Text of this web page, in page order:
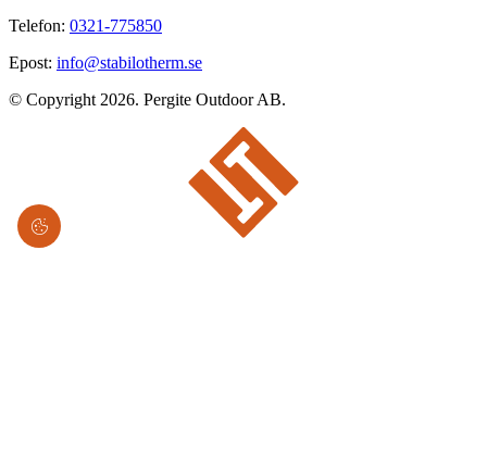
Telefon: 0321-775850
Epost: info@stabilotherm.se
© Copyright 2026. Pergite Outdoor AB.